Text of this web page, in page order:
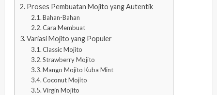
Proses Pembuatan Mojito yang Autentik
Bahan-Bahan
Cara Membuat
Variasi Mojito yang Populer
Classic Mojito
Strawberry Mojito
Mango Mojito Kuba Mint
Coconut Mojito
Virgin Mojito